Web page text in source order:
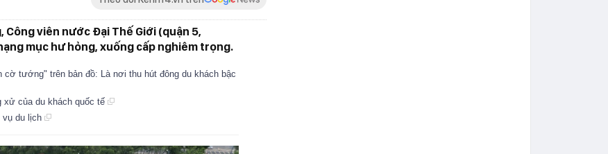
Công viên nước Đại Thế Giới (quận 5,
mục hư hỏng, xuống cấp nghiêm trọng.
cờ tướng" trên bản đồ: Là nơi thu hút đông du khách bậc
xử của du khách quốc tế
vụ du lịch